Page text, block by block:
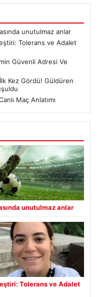
unutulmaz anlar
Tolerans ve Adalet
Güvenli Adresi Ve
Kez Gördü! Güldüren
Maç Anlatımı
unutulmaz anlar
Tolerans ve Adalet